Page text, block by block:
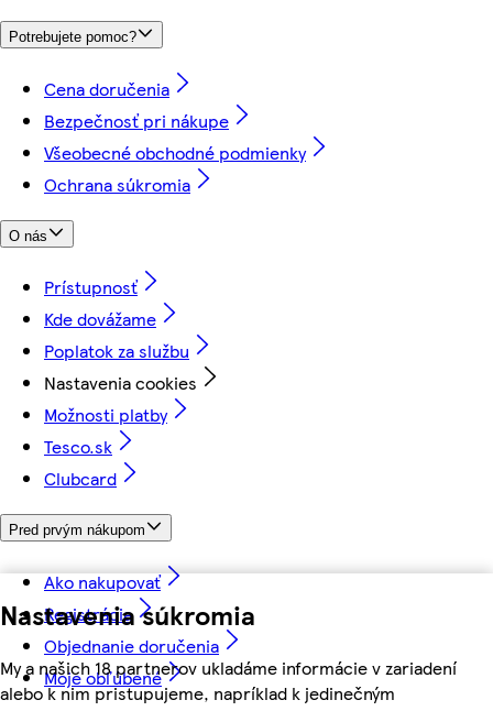
Nastavenia súkromia
My a našich 18 partnerov ukladáme informácie v zariadení
alebo k nim pristupujeme, napríklad k jedinečným
Potrebujete pomoc?
Cena doručenia
Bezpečnosť pri nákupe
Všeobecné obchodné podmienky
Ochrana súkromia
O nás
Prístupnosť
Kde dovážame
Poplatok za službu
Nastavenia cookies
Možnosti platby
Tesco.sk
Clubcard
Pred prvým nákupom
Ako nakupovať
Registrácia
Objednanie doručenia
Moje obľúbené